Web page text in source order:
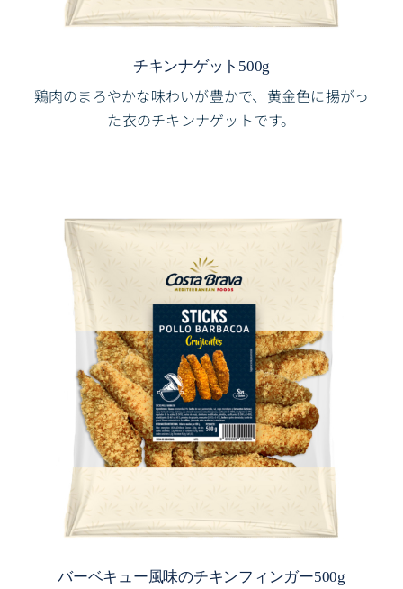
チキンナゲット500g
鶏肉のまろやかな味わいが豊かで、黄金色に揚がっ
た衣のチキンナゲットです。
バーベキュー風味のチキンフィンガー500g